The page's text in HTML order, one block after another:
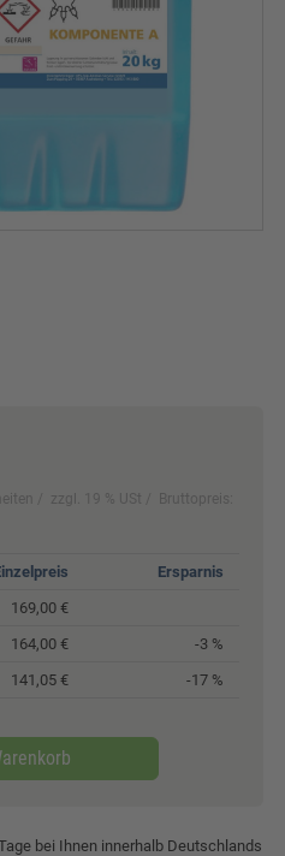
zzgl. 19 % USt
Bruttopreis:
Ersparnis
169,00 €
164,00 €
-3 %
141,05 € -17 %
bei Ihnen innerhalb Deutschlands